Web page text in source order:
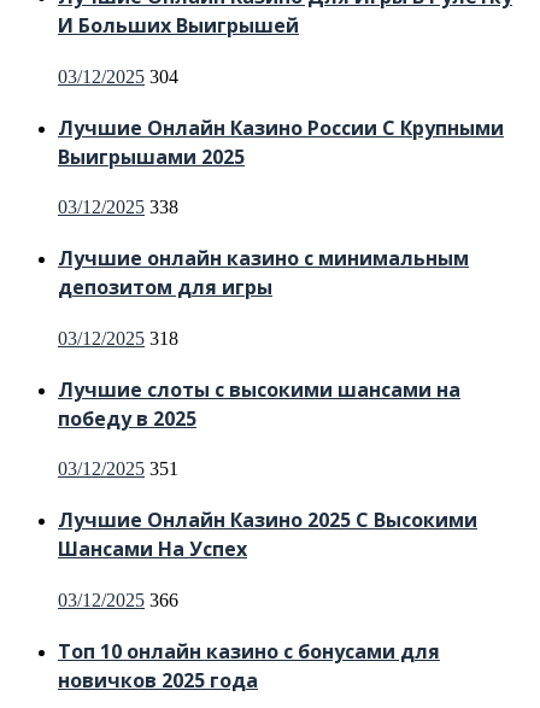
И Больших Выигрышей
Posted
03/12/2025 304
Лучшие Онлайн Казино России С Крупными
Выигрышами 2025
Posted
03/12/2025 338
Лучшие онлайн казино с минимальным
депозитом для игры
Posted
03/12/2025 318
Лучшие слоты с высокими шансами на
победу в 2025
Posted
03/12/2025 351
Лучшие Онлайн Казино 2025 С Высокими
Шансами На Успех
Posted
03/12/2025 366
Топ 10 онлайн казино с бонусами для
новичков 2025 года